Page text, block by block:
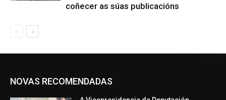
coñecer as súas publicacións
NOVAS RECOMENDADAS